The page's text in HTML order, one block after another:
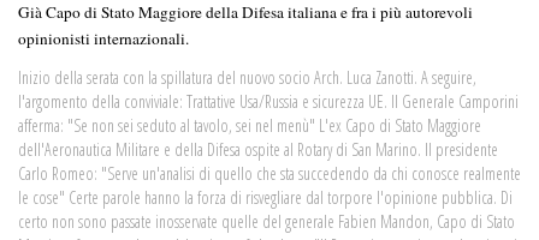
Già Capo di Stato Maggiore della Difesa italiana e fra i più autorevoli
opinionisti internazionali.
Inizio della serata con la spillatura del nuovo socio Arch. Luca Zanotti. A seguire,
l'argomento della conviviale: Trattative Usa/Russia e sicurezza UE. Il Generale Camporini
afferma: "Se non sei seduto al tavolo, sei nel menù" L'ex Capo di Stato Maggiore
dell'Aeronautica Militare e della Difesa ospite al Rotary di San Marino. Il presidente
Carlo Romeo: "Serve un'analisi di quello che sta succedendo da chi conosce realmente
le cose" Certe parole hanno la forza di risvegliare dal torpore l'opinione pubblica. Di
certo non sono passate inosservate quelle del generale Fabien Mandon, Capo di Stato